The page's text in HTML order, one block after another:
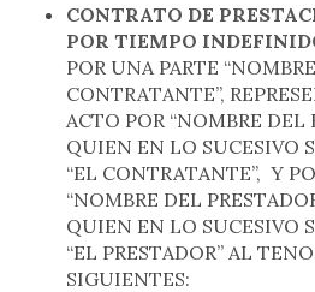
CONTRATO DE
POR TIEMPO
POR UNA PARTE
CONTRATANTE”,
ACTO POR “NOMBRE DEL
QUIEN EN LO SUCESIVO
“EL CONTRATANTE”, Y
“NOMBRE DEL
QUIEN EN LO SUCESIVO
“EL PRESTADOR” AL
SIGUIENTES: